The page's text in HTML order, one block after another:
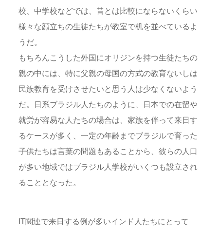
校、中学校などでは、昔とは比較にならないくらい
様々な顔立ちの生徒たちが教室で机を並べているよ
うだ。
もちろんこうした外国にオリジンを持つ生徒たちの
親の中には、特に父親の母国の方式の教育ないしは
民族教育を受けさせたいと思う人は少なくないよう
だ。日系ブラジル人たちのように、日本での在留や
就労が容易な人たちの場合は、家族を伴って来日す
るケースが多く、一定の年齢までブラジルで育った
子供たちは言葉の問題もあることから、彼らの人口
が多い地域ではブラジル人学校がいくつも設立され
ることとなった。
IT関連で来日する例が多いインド人たちにとって